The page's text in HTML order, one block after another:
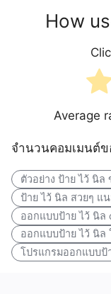
How
Average
จำนวนคอมเมนต์
ตัวอย่าง ป้าย ไว้ นิล
ป้าย ไว้ นิล สวยๆ แ
ออกแบบป้าย ไว้ นิล
ออกแบบป้าย ไว้ นิล
โปรแกรมออกแบบป้